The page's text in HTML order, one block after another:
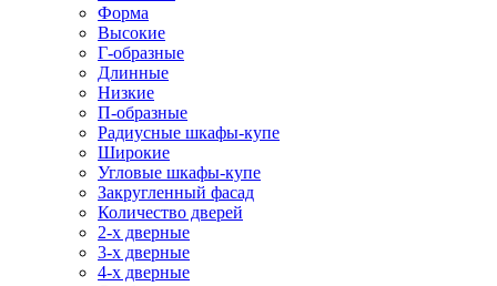
Форма
Высокие
Г-образные
Длинные
Низкие
П-образные
Радиусные шкафы-купе
Широкие
Угловые шкафы-купе
Закругленный фасад
Количество дверей
2-х дверные
3-х дверные
4-х дверные